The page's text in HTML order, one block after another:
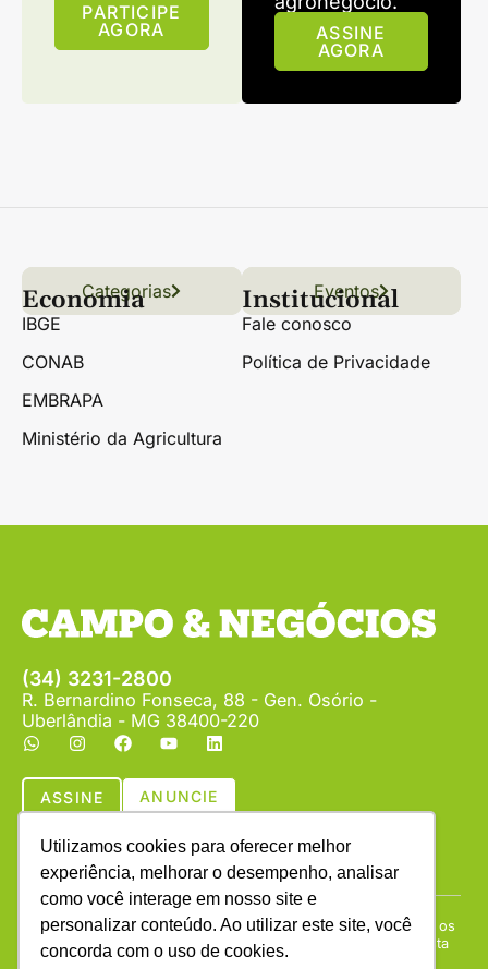
Utilizamos cookies para oferecer melhor
experiência, melhorar o desempenho, analisar
como você interage em nosso site e
personalizar conteúdo. Ao utilizar este site, você
concorda com o uso de cookies.
PARTICIPE
AGORA
ASSINE
AGORA
Links úteis
Conteúdo Grãos
Florestas Hortifrúti
Categorias Eventos
Economia
IBGE
CONAB
EMBRAPA
Ministério da Agricultura
Institucional
Fale conosco
Política de Privacidade
(34) 3231-2800
R. Bernardino Fonseca, 88 - Gen. Osório -
Uberlândia - MG 38400-220
ASSINE ANUNCIE
Copyright © (1990 - 2026) Revista Campo & Negócios. Todos os
direitos reservados. É proibida a reprodução do conteúdo desta
página em qualquer meio de comunicação, eletrônico ou